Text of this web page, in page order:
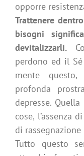
opporre
Trattenere
bisogni
devitalizzarli.
perdono ed il
mente
profonda
depresse.
cose, l’assenza
di rassegnazione
Tutto questo